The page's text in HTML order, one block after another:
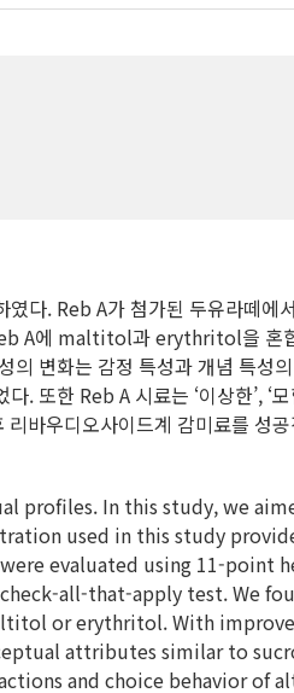
다. Reb A가 첨가된 두유라떼에
A에 maltitol과 erythritol을 혼
의 변화는 감정 특성과 개념 특성
또한 Reb A 시료는 ‘이상한’, ‘모
바우디오사이드계 감미료를 성
profiles. In this study, we
used in this study
evaluated using 11-point
all-that-apply test. We
or erythritol. With
attributes similar to
and choice behavior of